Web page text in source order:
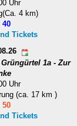
Uhr
4 km)
40
Tickets
1a - Zur
Uhr
(ca. 17 km )
50
Tickets